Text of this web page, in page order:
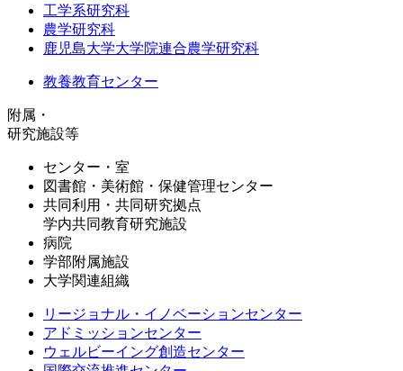
工学系研究科
農学研究科
鹿児島大学大学院連合農学研究科
教養教育センター
附属・
研究施設等
センター・室
図書館・美術館・保健管理センター
共同利用・共同研究拠点
学内共同教育研究施設
病院
学部附属施設
大学関連組織
リージョナル・イノベーションセンター
アドミッションセンター
ウェルビーイング創造センター